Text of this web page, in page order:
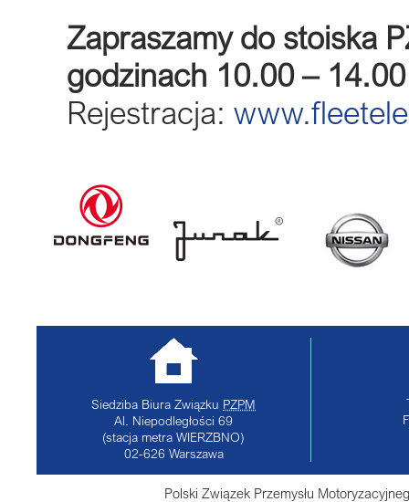
Zapraszamy do stoiska
godzinach 10.00 – 14.00
Rejestracja:
Siedziba Biura Związku PZPM
Al. Niepodległości 69
(stacja metra WIERZBNO)
02-626 Warszawa
Polski Związek Przemysłu